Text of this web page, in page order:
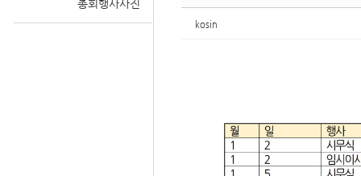
총회행사사진
kosin